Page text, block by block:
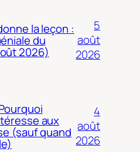
la leçon :
du
2026)
5
août
2026
aux
(sauf quand
4
août
2026